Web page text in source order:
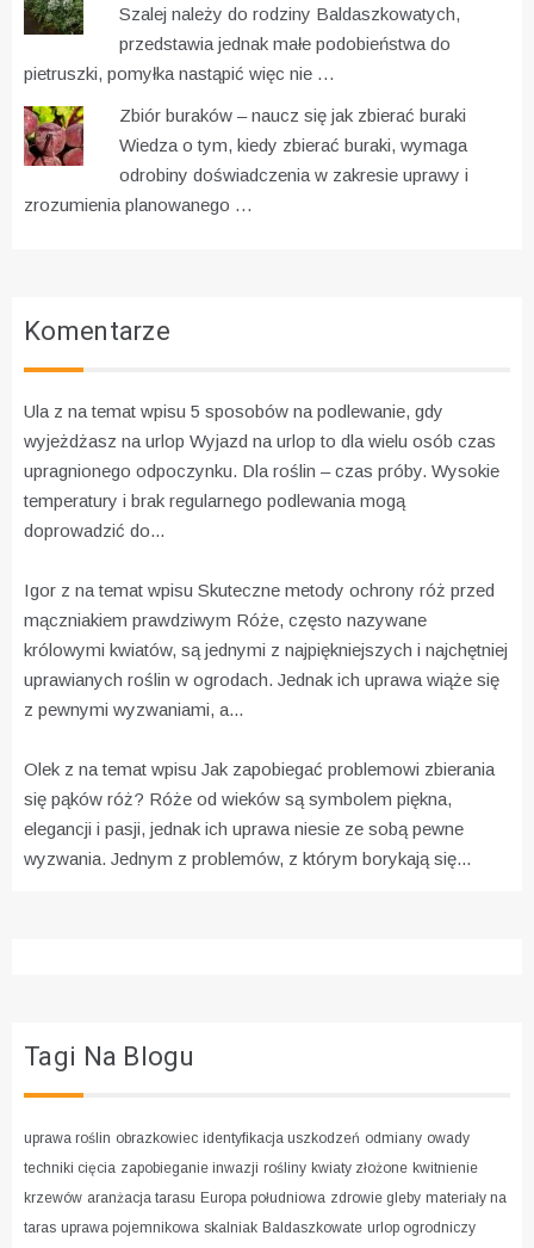
Szalej należy do rodziny Baldaszkowatych,
przedstawia jednak małe podobieństwa do
pietruszki, pomyłka nastąpić więc nie …
Zbiór buraków – naucz się jak zbierać buraki
Wiedza o tym, kiedy zbierać buraki, wymaga
odrobiny doświadczenia w zakresie uprawy i
zrozumienia planowanego …
Komentarze
Ula z na temat wpisu 5 sposobów na podlewanie, gdy
wyjeżdżasz na urlop Wyjazd na urlop to dla wielu osób czas
upragnionego odpoczynku. Dla roślin – czas próby. Wysokie
temperatury i brak regularnego podlewania mogą
doprowadzić do...
Igor z na temat wpisu Skuteczne metody ochrony róż przed
mączniakiem prawdziwym Róże, często nazywane
królowymi kwiatów, są jednymi z najpiękniejszych i najchętniej
uprawianych roślin w ogrodach. Jednak ich uprawa wiąże się
z pewnymi wyzwaniami, a...
Olek z na temat wpisu Jak zapobiegać problemowi zbierania
się pąków róż? Róże od wieków są symbolem piękna,
elegancji i pasji, jednak ich uprawa niesie ze sobą pewne
wyzwania. Jednym z problemów, z którym borykają się...
Tagi Na Blogu
uprawa roślin obrazkowiec identyfikacja uszkodzeń odmiany owady
techniki cięcia zapobieganie inwazji rośliny kwiaty złożone kwitnienie
krzewów aranżacja tarasu Europa południowa zdrowie gleby materiały na
taras uprawa pojemnikowa skalniak Baldaszkowate urlop ogrodniczy